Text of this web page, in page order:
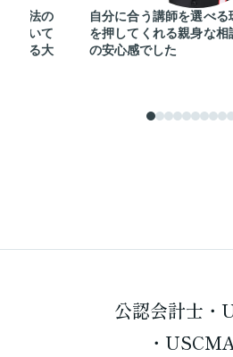
方法の
聞いて
する大
自分に合う講師を選べる
を押してくれる親身な相
の安心感でした
公認会計士・
・